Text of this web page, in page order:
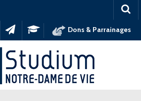
Dons & Parrainages